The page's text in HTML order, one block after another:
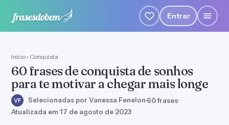
Entrar
Início › Conquista
60 frases de conquista de sonhos
para te motivar a chegar mais longe
VF Selecionadas por Vanessa Fenelon·60 frases·
Atualizada em 17 de agosto de 2023